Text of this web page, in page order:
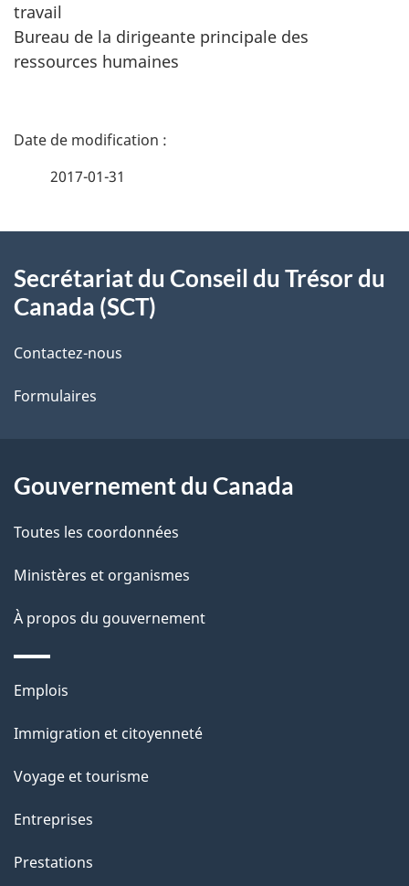
travail
Bureau de la dirigeante principale des
ressources humaines
D
i
s
d
l
a
p
a
g
e
2017-01-31
propos
de
ce
site
Secrétariat du Conseil du Trésor du
Canada (SCT)
Contactez-nous
Formulaires
Gouvernement du Canada
Toutes les coordonnées
Ministères et organismes
À propos du gouvernement
Thèmes
sujets
Emplois
Immigration et citoyenneté
Voyage et tourisme
Entreprises
Prestations